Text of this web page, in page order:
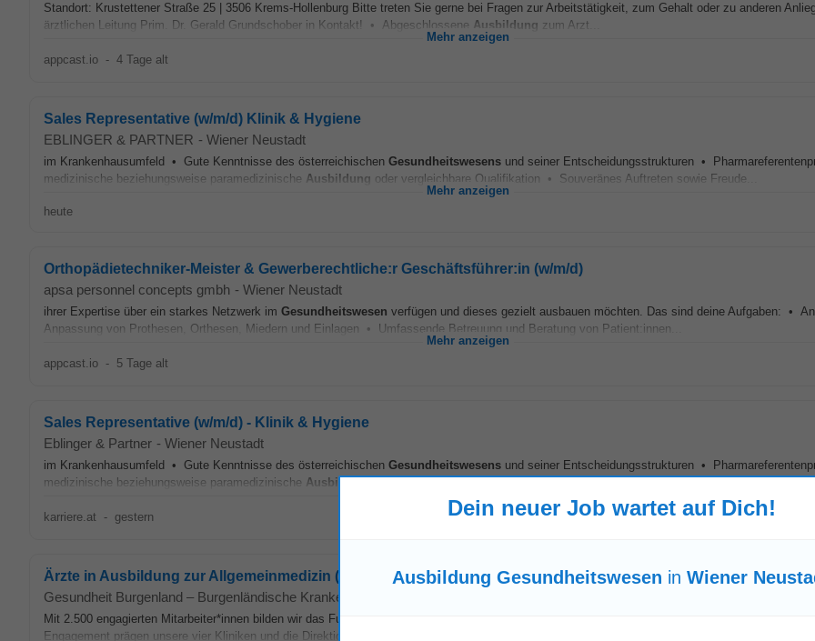
Standort: Krustettener Straße 25 | 3506 Krems-Hollenburg Bitte treten Sie gerne bei Fragen zur Arbeitstätigkeit, zum Gehalt oder zu anderen
ärztlichen Leitung Prim. Dr. Gerald Grundschober in Kontakt! • Abgeschlossene Ausbildung zum Arzt...
Mehr anzeigen
appcast.io - 4 Tage alt
Sales Representative (w/m/d) Klinik & Hygiene
EBLINGER & PARTNER - Wiener Neustadt
im Krankenhausumfeld • Gute Kenntnisse des österreichischen Gesundheitswesens und seiner Entscheidungsstrukturen •
medizinische beziehungsweise paramedizinische Ausbildung oder vergleichbare Qualifikation • Souveränes Auftreten sowie Freude...
Mehr anzeigen
heute
Orthopädietechniker-Meister & Gewerberechtliche:r Geschäftsführer:in (w/m/d)
apsa personnel concepts gmbh - Wiener Neustadt
ihrer Expertise über ein starkes Netzwerk im Gesundheitswesen verfügen und dieses gezielt ausbauen möchten. Das sind deine Aufgaben: •
Anpassung von Prothesen, Orthesen, Miedern und Einlagen • Umfassende Betreuung und Beratung von Patient:innen...
Mehr anzeigen
appcast.io - 5 Tage alt
Sales Representative (w/m/d) - Klinik & Hygiene
Eblinger & Partner - Wiener Neustadt
im Krankenhausumfeld • Gute Kenntnisse des österreichischen Gesundheitswesens und seiner Entscheidungsstrukturen •
medizinische beziehungsweise paramedizinische Ausbildung
karriere.at - gestern
Ärzte in Ausbildung zur Allgemeinmedizin (all gender)
Gesundheit Burgenland – Burgenländische Krankenanstalten GmbH
Mit 2.500 engagierten Mitarbeiter*innen bilden wir das Fundament des größten Arbeitgebers im
Engagement prägen unsere vier Kliniken und die Direktion. Wir suchen Persönlichkeiten...
Dein neuer Job wartet auf Dich!
Ausbildung Gesundheitswesen in Wiener